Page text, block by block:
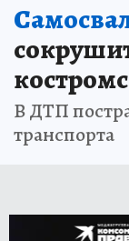
В ДТП
транспорта